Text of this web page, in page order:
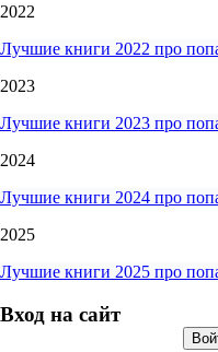
2022
Лучшие книги 2022 про
2023
Лучшие книги 2023 про
2024
Лучшие книги 2024 про
2025
Лучшие книги 2025 про
Вход на сайт